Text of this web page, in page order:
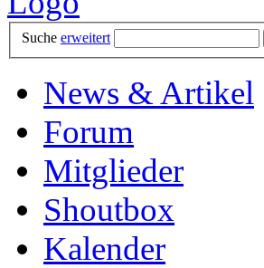
Suche erweitert
News & Artikel
Forum
Mitglieder
Shoutbox
Kalender